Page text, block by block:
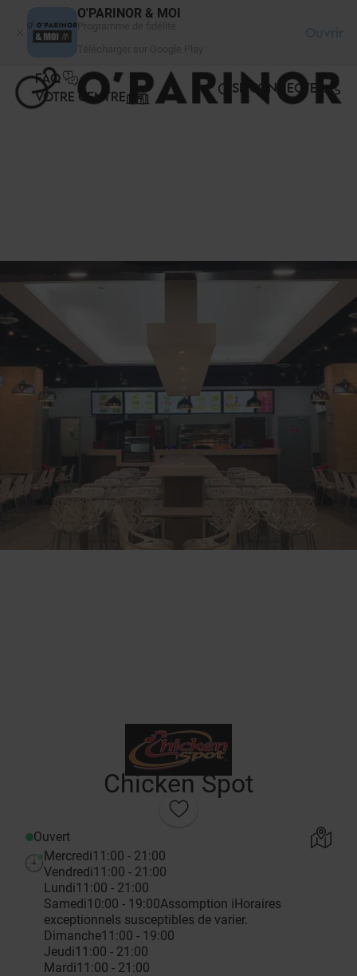
O'PARINOR & MOI
Ouvrir
FAQ
VOTRE CENTRE
SE CONNECTER
Chicken Spot
Ouvert
Mercredi11:00 - 21:00
Vendredi11:00 - 21:00
Lundi11:00 - 21:00
Samedi10:00 - 19:00Assomption iHoraires
exceptionnels susceptibles de varier.
Dimanche11:00 - 19:00
Jeudi11:00 - 21:00
Mardi11:00 - 21:00
Panneau de gestion des cookies